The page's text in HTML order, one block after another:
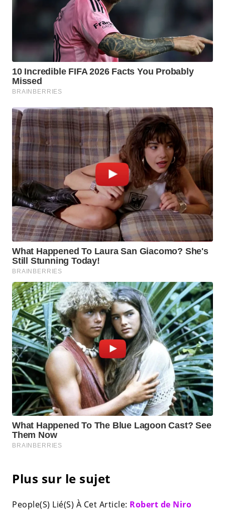
Plus sur le sujet
People(S) Lié(S) À Cet Article: Robert de Niro